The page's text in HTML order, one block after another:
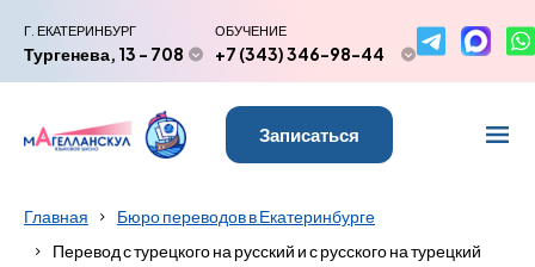
Г. ЕКАТЕРИНБУРГ
Тургенева, 13 - 708
ОБУЧЕНИЕ
+7 (343) 346-98-44
Записаться
Главная
Бюро переводов в Екатеринбурге
Перевод с турецкого на русский и с русского на турецкий